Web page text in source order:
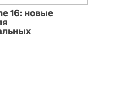
16: новые